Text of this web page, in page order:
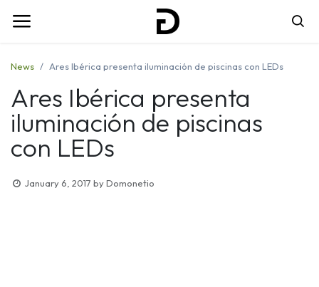
News Ares Ibérica presenta iluminación de piscinas con LEDs
Ares Ibérica presenta
iluminación de piscinas
con LEDs
January 6, 2017 byDomonetio